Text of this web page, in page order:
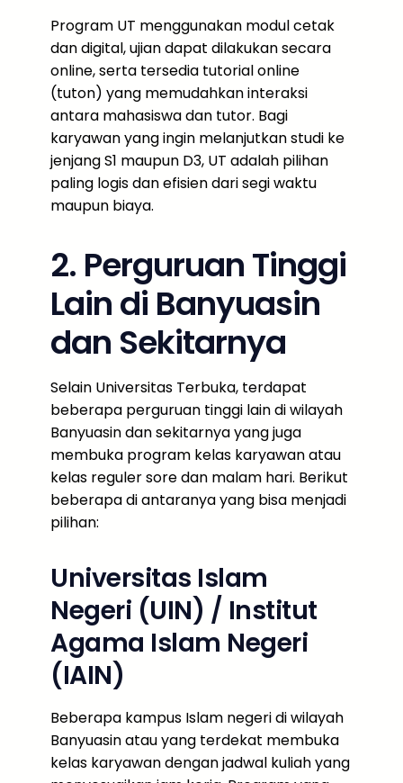
Program UT menggunakan modul cetak
dan digital, ujian dapat dilakukan secara
online, serta tersedia tutorial online
(tuton) yang memudahkan interaksi
antara mahasiswa dan tutor. Bagi
karyawan yang ingin melanjutkan studi ke
jenjang S1 maupun D3, UT adalah pilihan
paling logis dan efisien dari segi waktu
maupun biaya.
2. Perguruan Tinggi
Lain di Banyuasin
dan Sekitarnya
Selain Universitas Terbuka, terdapat
beberapa perguruan tinggi lain di wilayah
Banyuasin dan sekitarnya yang juga
membuka program kelas karyawan atau
kelas reguler sore dan malam hari. Berikut
beberapa di antaranya yang bisa menjadi
pilihan:
Universitas Islam
Negeri (UIN) / Institut
Agama Islam Negeri
(IAIN)
Beberapa kampus Islam negeri di wilayah
Banyuasin atau yang terdekat membuka
kelas karyawan dengan jadwal kuliah yang